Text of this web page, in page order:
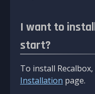
I want to
start?
To install
Installation page.